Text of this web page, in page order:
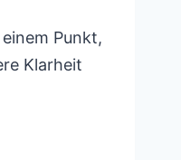
Punkt,
Klarheit